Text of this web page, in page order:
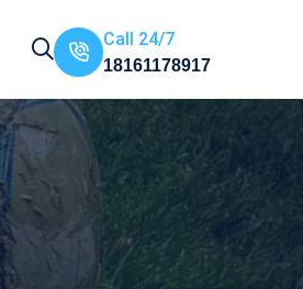
Call 24/7
18161178917